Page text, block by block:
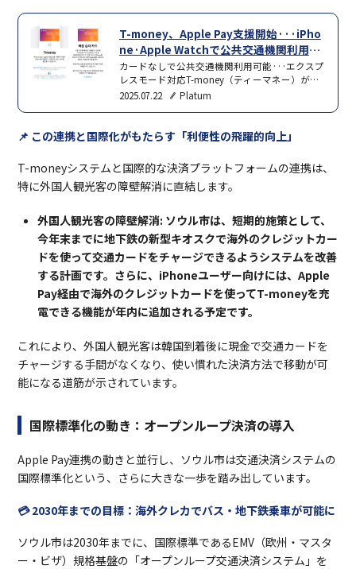
T-money、Apple Pay支援開始···iPho
ne·Apple Watchで公共交通機関利用可
能へ
カードなしで公共交通機関利用可能···エクスプ
レスモード対応T-money（ティーマネー）が
Apple Pay T-moneyをApple Walletで使えるよう
Watchを端末に近づけるだけで手軽で安全に多
サービス導入は、市民の便利な公共交通利用環
境づく…
2025.07.22 Platum
📌 この連携と国際化がもたらす「利便性の飛躍的向上」
T-moneyシステムと国際的な決済プラットフォームの連携は、
特に外国人観光客の障壁解消に直結します。
外国人観光客の障壁解消: ソウル市は、短期的施策として、
今年末までに地下鉄の新型キオスクで海外のクレジットカー
ドを使って交通カードをチャージできるようシステムを改善
する計画です。さらに、iPhoneユーザー向けには、Apple
Pay経由で海外のクレジットカードを使ってT-moneyを充
電できる機能が年内に追加される予定です。
これにより、外国人観光客は韓国到着後に現金で交通カードを
チャージする手間がなくなり、使い慣れた決済方法で移動が可
能になる道筋が示されています。
国際標準化の動き：オープンループ決済の導入
Apple Pay連携の動きと並行し、ソウル市は交通決済システムの
国際標準化という、さらに大きな一歩を踏み出しています。
💳 2030年までの目標：海外クレカでバス・地下鉄乗車が可能に
ソウル市は2030年までに、国際標準であるEMV（欧州・マスタ
ー・ビザ）規格基盤の「オープンループ交通決済システム」を